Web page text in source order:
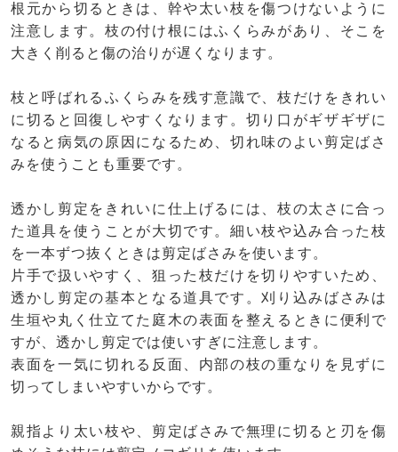
根元から切るときは、幹や太い枝を傷つけないように
注意します。枝の付け根にはふくらみがあり、そこを
大きく削ると傷の治りが遅くなります。
枝と呼ばれるふくらみを残す意識で、枝だけをきれい
に切ると回復しやすくなります。切り口がギザギザに
なると病気の原因になるため、切れ味のよい剪定ばさ
みを使うことも重要です。
透かし剪定をきれいに仕上げるには、枝の太さに合っ
た道具を使うことが大切です。細い枝や込み合った枝
を一本ずつ抜くときは剪定ばさみを使います。
片手で扱いやすく、狙った枝だけを切りやすいため、
透かし剪定の基本となる道具です。刈り込みばさみは
生垣や丸く仕立てた庭木の表面を整えるときに便利で
すが、透かし剪定では使いすぎに注意します。
表面を一気に切れる反面、内部の枝の重なりを見ずに
切ってしまいやすいからです。
親指より太い枝や、剪定ばさみで無理に切ると刃を傷